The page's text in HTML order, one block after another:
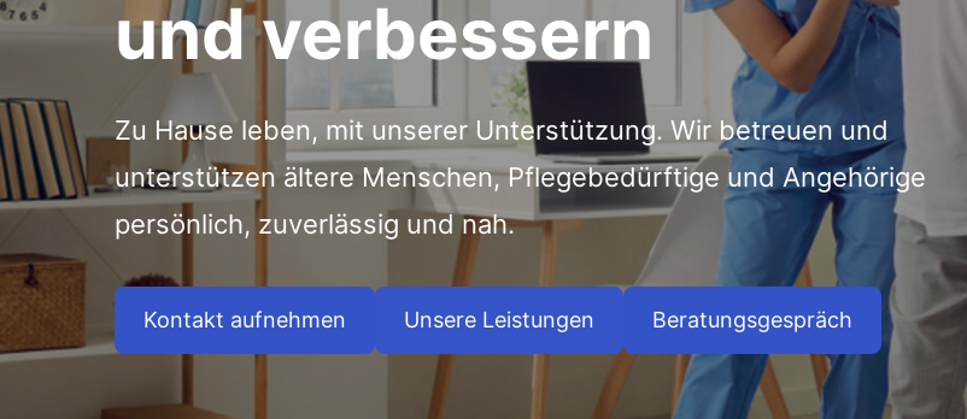
und verbessern
Zu Hause leben, mit unserer Unterstützung. Wir betreuen und
unterstützen ältere Menschen, Pflegebedürftige und Angehörige
persönlich, zuverlässig und nah.
Kontakt aufnehmen Unsere Leistungen Beratungsgespräch